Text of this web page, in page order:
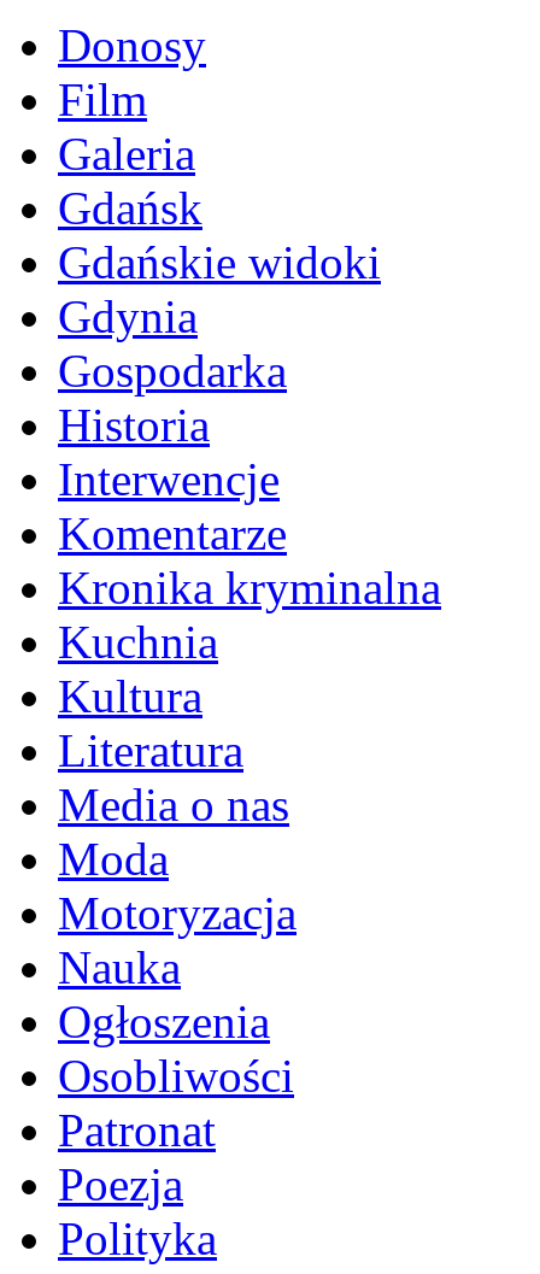
Donosy
Film
Galeria
Gdańsk
Gdańskie widoki
Gdynia
Gospodarka
Historia
Interwencje
Komentarze
Kronika kryminalna
Kuchnia
Kultura
Literatura
Media o nas
Moda
Motoryzacja
Nauka
Ogłoszenia
Osobliwości
Patronat
Poezja
Polityka